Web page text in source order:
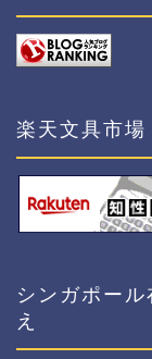
楽天文具市場
シンガポー
え